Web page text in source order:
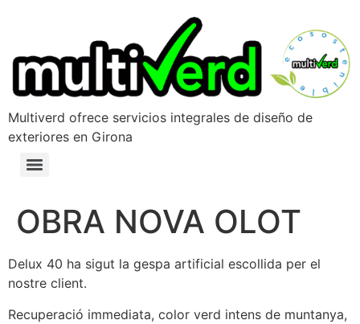
Multiverd ofrece servicios integrales de diseño de
exteriores en Girona
OBRA NOVA OLOT
Delux 40 ha sigut la gespa artificial escollida per el
nostre client.
Recuperació immediata, color verd intens de muntanya,